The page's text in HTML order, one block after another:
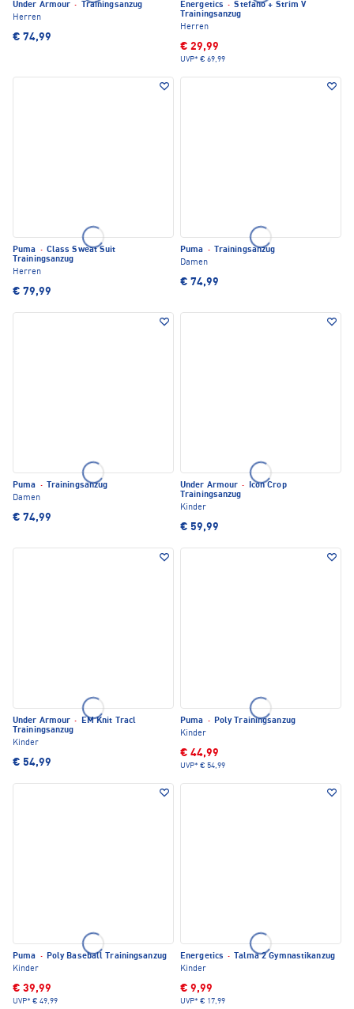
Under Armour ·
Trainingsanzug
Herren
€ 74,99
Energetics · Stefano + Strim V
Trainingsanzug
Herren
€ 29,99
UVP* € 69,99
Puma · Class Sweat Suit
Trainingsanzug
Herren
€ 79,99
Puma ·
Trainingsanzug
Damen
€ 74,99
Puma ·
Trainingsanzug
Damen
€ 74,99
Under Armour ·
Icon Crop
Trainingsanzug
Kinder
€ 59,99
Under Armour ·
EM Knit Tracl
Trainingsanzug
Kinder
€ 54,99
Puma · Poly Trainingsanzug
Kinder
€ 44,99
UVP* € 54,99
Puma · Poly Baseball Trainingsanzug
Kinder
€ 39,99
UVP* € 49,99
Energetics ·
Talma 2 Gymnastikanzug
Kinder
€ 9,99
UVP* € 17,99